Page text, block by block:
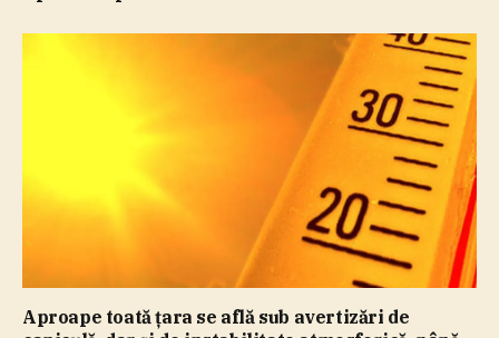
Aproape toată ţara se află sub avertizări de